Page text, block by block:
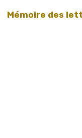
Mémoire des